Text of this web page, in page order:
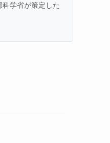
学省が策定した